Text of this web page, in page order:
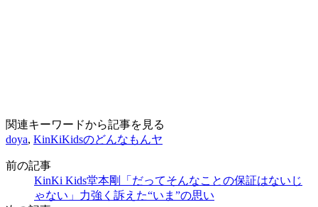
関連キーワードから記事を見る
doya, KinKiKidsのどんなもんヤ
前の記事
KinKi Kids堂本剛「だってそんなことの保証はないじ
ゃない」力強く訴えた“いま”の思い